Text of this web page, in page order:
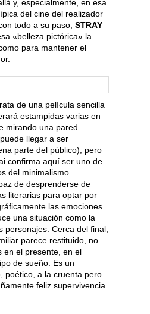
y, especialmente, en esa
del cine del realizador
todo a su paso, STRAY
«belleza pictórica» la
para mantener el
de una película sencilla
estampidas varias en
mirando una pared
llegar a ser
parte del público), pero
confirma aquí ser uno de
del minimalismo
de desprenderse de
literarias para optar por
las emociones
una situación como la
personajes. Cerca del final,
parece restituido, no
en el presente, en el
de sueño. Es un
poético, a la cruenta pero
feliz supervivencia